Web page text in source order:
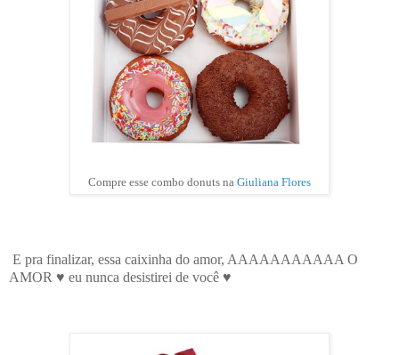
Compre esse combo donuts na Giuliana Flores
E pra finalizar, essa caixinha do amor, AAAAAAAAAAA O
AMOR ♥ eu nunca desistirei de você ♥